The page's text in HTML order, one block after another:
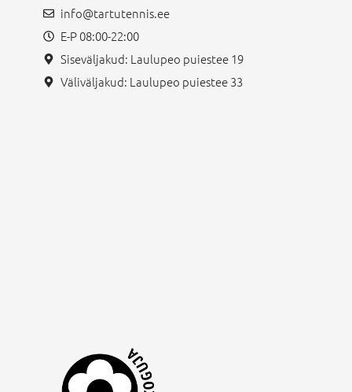
info@tartutennis.ee
E-P 08:00-22:00
Siseväljakud: Laulupeo puiestee 19
Väliväljakud: Laulupeo puiestee 33